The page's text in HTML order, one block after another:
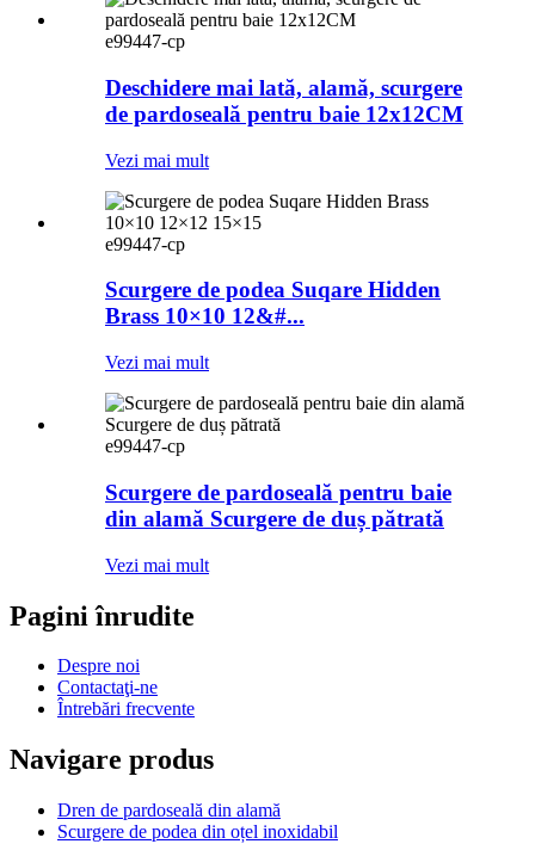
e99447-cp
Deschidere mai lată, alamă, scurgere
de pardoseală pentru baie 12x12CM
Vezi mai mult
e99447-cp
Scurgere de podea Suqare Hidden
Brass 10×10 12&#...
Vezi mai mult
e99447-cp
Scurgere de pardoseală pentru baie
din alamă Scurgere de duș pătrată
Vezi mai mult
Pagini înrudite
Despre noi
Contactaţi-ne
Întrebări frecvente
Navigare produs
Dren de pardoseală din alamă
Scurgere de podea din oțel inoxidabil